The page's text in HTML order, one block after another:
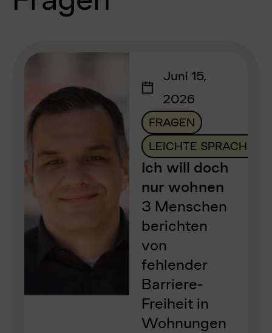
Juni 15,
2026
FRAGEN
LEICHTE SPRACHE
Ich will doch
nur wohnen
3 Menschen
berichten
von
fehlender
Barriere-
Freiheit in
Wohnungen